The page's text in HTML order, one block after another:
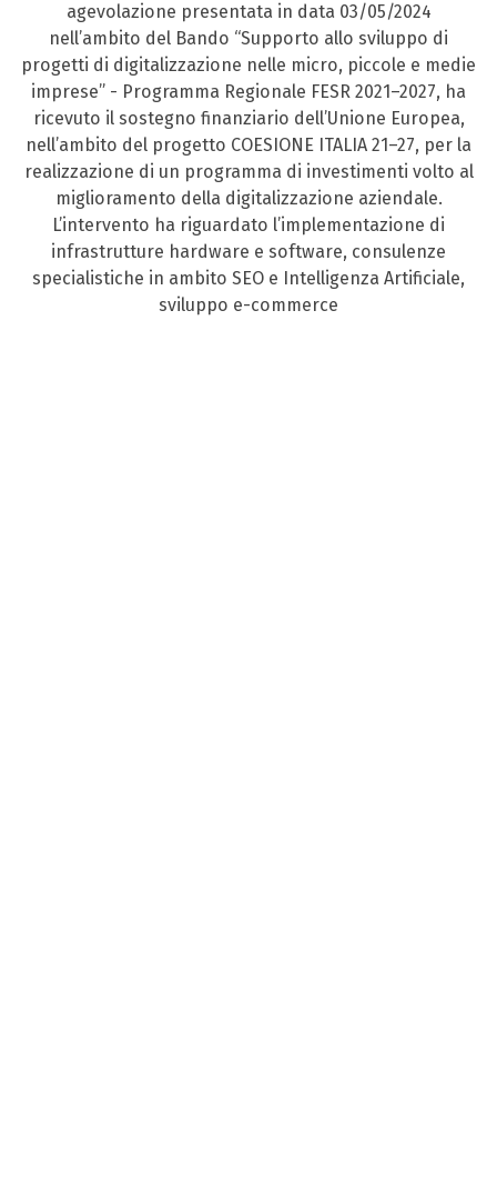
agevolazione presentata in data 03/05/2024
nell’ambito del Bando “Supporto allo sviluppo di
progetti di digitalizzazione nelle micro, piccole e medie
imprese” - Programma Regionale FESR 2021–2027, ha
ricevuto il sostegno finanziario dell’Unione Europea,
nell’ambito del progetto COESIONE ITALIA 21–27, per la
realizzazione di un programma di investimenti volto al
miglioramento della digitalizzazione aziendale.
L’intervento ha riguardato l’implementazione di
infrastrutture hardware e software, consulenze
specialistiche in ambito SEO e Intelligenza Artificiale,
sviluppo e-commerce